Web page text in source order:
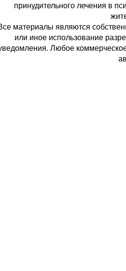
принудительного лечения в
материалы являются
или иное использование
Любое